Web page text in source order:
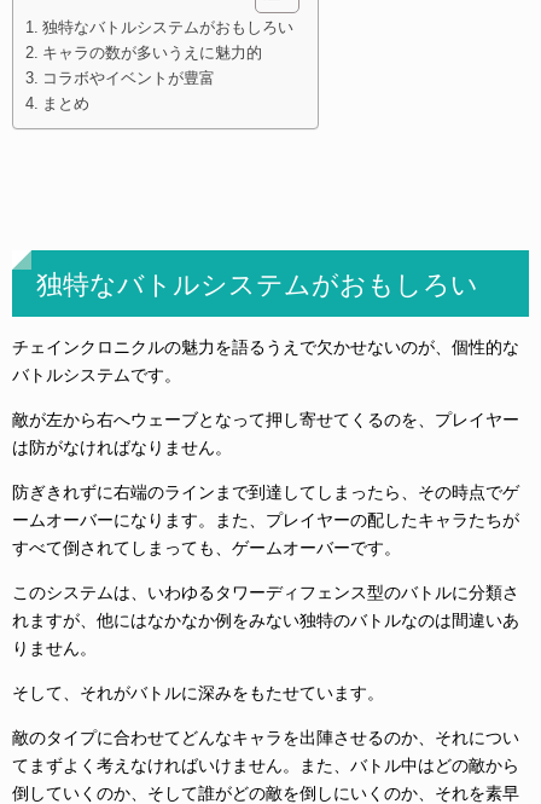
独特なバトルシステムがおもしろい
キャラの数が多いうえに魅力的
コラボやイベントが豊富
まとめ
独特なバトルシステムがおもしろい
チェインクロニクルの魅力を語るうえで欠かせないのが、個性的な
バトルシステムです。
敵が左から右へウェーブとなって押し寄せてくるのを、プレイヤー
は防がなければなりません。
防ぎきれずに右端のラインまで到達してしまったら、その時点でゲ
ームオーバーになります。また、プレイヤーの配したキャラたちが
すべて倒されてしまっても、ゲームオーバーです。
このシステムは、いわゆるタワーディフェンス型のバトルに分類さ
れますが、他にはなかなか例をみない独特のバトルなのは間違いあ
りません。
そして、それがバトルに深みをもたせています。
敵のタイプに合わせてどんなキャラを出陣させるのか、それについ
てまずよく考えなければいけません。また、バトル中はどの敵から
倒していくのか、そして誰がどの敵を倒しにいくのか、それを素早